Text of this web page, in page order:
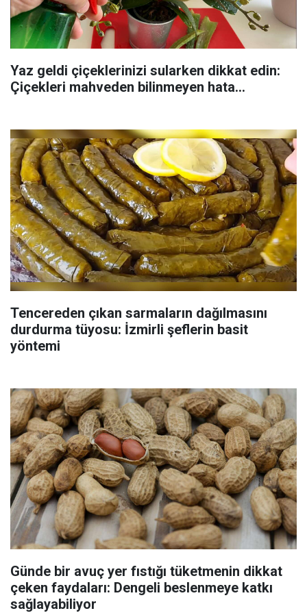
Yaz geldi çiçeklerinizi sularken dikkat edin:
Çiçekleri mahveden bilinmeyen hata...
Tencereden çıkan sarmaların dağılmasını
durdurma tüyosu: İzmirli şeflerin basit
yöntemi
Günde bir avuç yer fıstığı tüketmenin dikkat
çeken faydaları: Dengeli beslenmeye katkı
sağlayabiliyor